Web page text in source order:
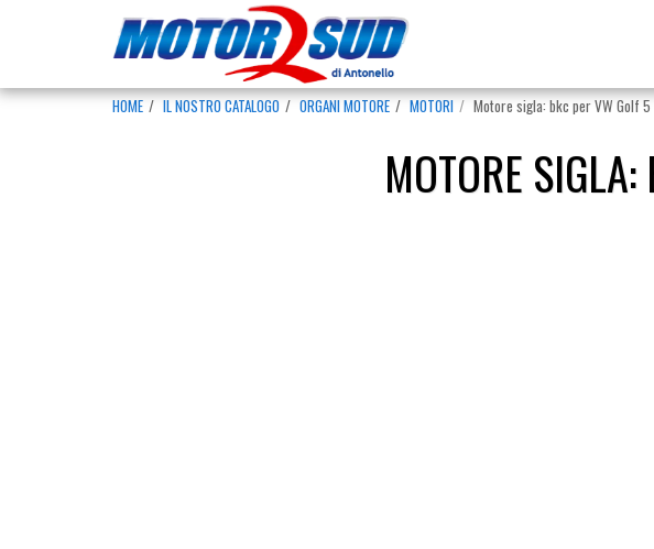
HOME IL NOSTRO CATALOGO ORGANI MOTORE MOTORI Motore sigla: bkc per VW Golf 5
MOTORE